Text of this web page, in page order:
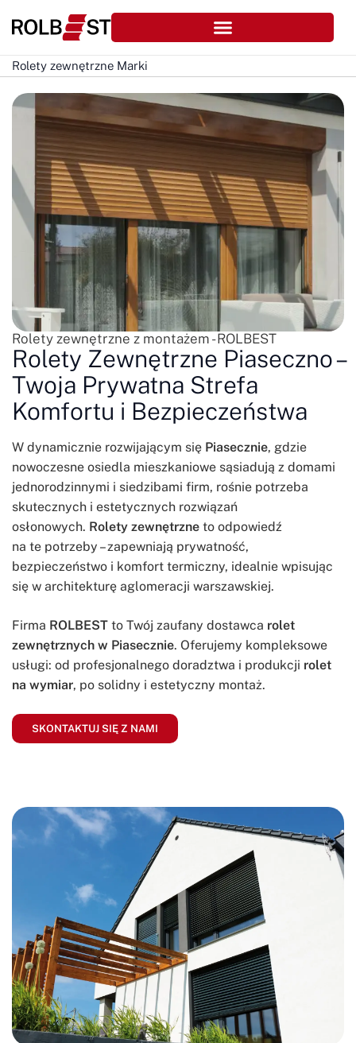
Rolety zewnętrzne Marki
Rolety zewnętrzne z montażem - ROLBEST
Rolety Zewnętrzne Piaseczno –
Twoja Prywatna Strefa
Komfortu i Bezpieczeństwa
W dynamicznie rozwijającym się Piasecznie, gdzie
nowoczesne osiedla mieszkaniowe sąsiadują z domami
jednorodzinnymi i siedzibami firm, rośnie potrzeba
skutecznych i estetycznych rozwiązań
osłonowych. Rolety zewnętrzne to odpowiedź
na te potrzeby – zapewniają prywatność,
bezpieczeństwo i komfort termiczny, idealnie wpisując
się w architekturę aglomeracji warszawskiej.
Firma ROLBEST to Twój zaufany dostawca rolet
zewnętrznych w Piasecznie. Oferujemy kompleksowe
usługi: od profesjonalnego doradztwa i produkcji rolet
na wymiar, po solidny i estetyczny montaż.
SKONTAKTUJ SIĘ Z NAMI